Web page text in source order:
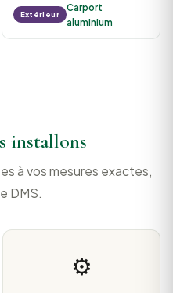
Extérieur
Carport
aluminium
installons
à vos mesures exactes,
DMS.
⚙️